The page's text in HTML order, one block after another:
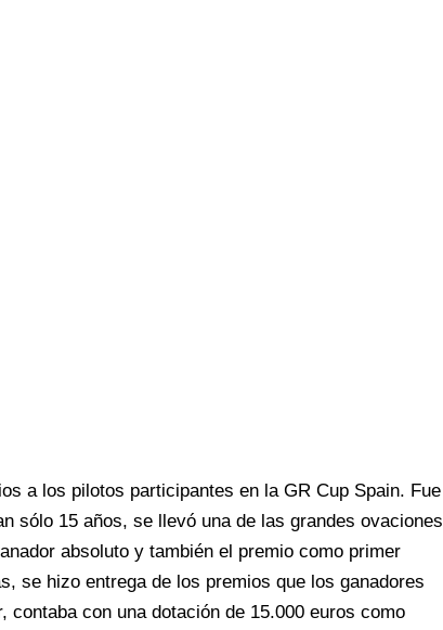
a los pilotos participantes en la GR Cup Spain. Fue
sólo 15 años, se llevó una de las grandes ovaciones
absoluto y también el premio como primer
se hizo entrega de los premios que los ganadores
contaba con una dotación de 15.000 euros como